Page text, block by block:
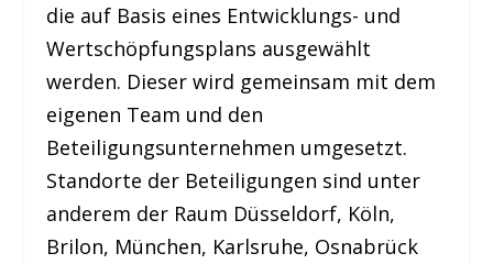
die auf Basis eines Entwicklungs- und
Wertschöpfungsplans ausgewählt
werden. Dieser wird gemeinsam mit dem
eigenen Team und den
Beteiligungsunternehmen umgesetzt.
Standorte der Beteiligungen sind unter
anderem der Raum Düsseldorf, Köln,
Brilon, München, Karlsruhe, Osnabrück